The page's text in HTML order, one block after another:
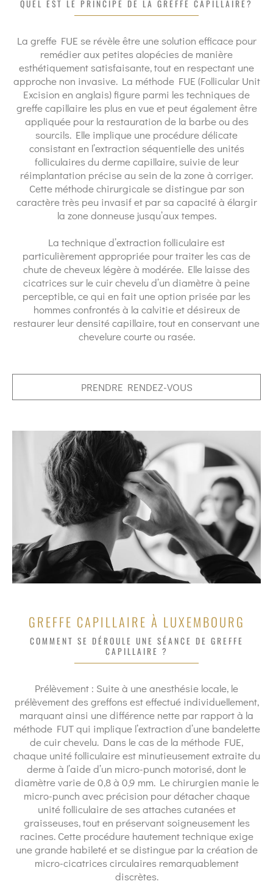
QUEL EST LE PRINCIPE DE LA GREFFE CAPILLAIRE?
La greffe FUE se révèle être une solution efficace pour
remédier aux petites alopécies de manière
esthétiquement satisfaisante, tout en respectant une
approche non invasive. La méthode FUE (Follicular Unit
Excision en anglais) figure parmi les techniques de
greffe capillaire les plus en vue et peut également être
appliquée pour la restauration de la barbe ou des
sourcils. Elle implique une procédure délicate
consistant en l’extraction séquentielle des unités
folliculaires du derme capillaire, suivie de leur
réimplantation précise au sein de la zone à corriger.
Cette méthode chirurgicale se distingue par son
caractère très peu invasif et par sa capacité à élargir
la zone donneuse jusqu’aux tempes.
La technique d’extraction folliculaire est
particulièrement appropriée pour traiter les cas de
chute de cheveux légère à modérée. Elle laisse des
cicatrices sur le cuir chevelu d’un diamètre à peine
perceptible, ce qui en fait une option prisée par les
hommes confrontés à la calvitie et désireux de
restaurer leur densité capillaire, tout en conservant une
chevelure courte ou rasée.
PRENDRE RENDEZ-VOUS
GREFFE CAPILLAIRE À LUXEMBOURG
COMMENT SE DÉROULE UNE SÉANCE DE GREFFE
CAPILLAIRE ?
Prélèvement : Suite à une anesthésie locale, le
prélèvement des greffons est effectué individuellement,
marquant ainsi une différence nette par rapport à la
méthode FUT qui implique l’extraction d’une bandelette
de cuir chevelu. Dans le cas de la méthode FUE,
chaque unité folliculaire est minutieusement extraite du
derme à l’aide d’un micro-punch motorisé, dont le
diamètre varie de 0,8 à 0,9 mm. Le chirurgien manie le
micro-punch avec précision pour détacher chaque
unité folliculaire de ses attaches cutanées et
graisseuses, tout en préservant soigneusement les
racines. Cette procédure hautement technique exige
une grande habileté et se distingue par la création de
micro-cicatrices circulaires remarquablement
discrètes.